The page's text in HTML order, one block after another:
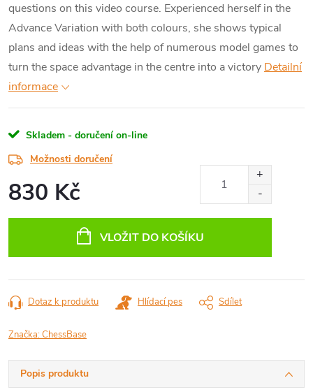
questions on this video course. Experienced herself in the
Advance Variation with both colours, she shows typical
plans and ideas with the help of numerous model games to
turn the space advantage in the centre into a victory Detailní
informace
Skladem - doručení on-line
Možnosti doručení
830 Kč
VLOŽIT DO KOŠÍKU
Dotaz k produktu Hlídací pes Sdílet
Značka:ChessBase
Popis produktu